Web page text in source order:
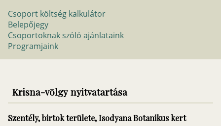
Csoport költség kalkulátor
Belepőjegy
Csoportoknak szóló ajánlataink
Programjaink
Krisna-völgy nyitvatartása
Szentély, birtok területe, Isodyana Botanikus kert